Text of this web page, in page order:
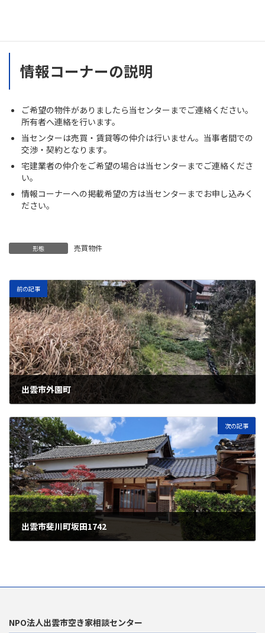
情報コーナーの説明
ご希望の物件がありましたら当センターまでご連絡ください。
所有者へ連絡を行います。
当センターは売買・賃貸等の仲介は行いません。当事者間での
交渉・契約となります。
宅建業者の仲介をご希望の場合は当センターまでご連絡くださ
い。
情報コーナーへの掲載希望の方は当センターまでお申し込みく
ださい。
形態 売買物件
前の記事
出雲市外園町
次の記事
出雲市斐川町坂田1742
NPO法人出雲市空き家相談センター